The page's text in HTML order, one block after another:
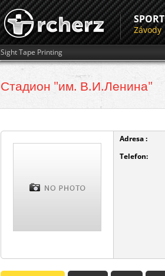
SPORT
Závody
Sight Tape Printing
Стадион "им. В.И.Ленина"
Adresa :
Telefon: